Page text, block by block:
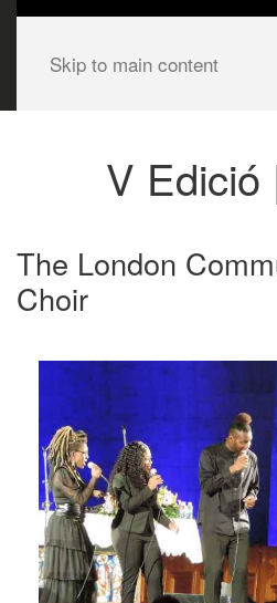
Skip to main content
V Edició
The London
Choir